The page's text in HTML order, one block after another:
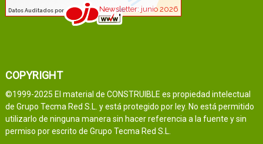
COPYRIGHT
©1999-2025 El material de CONSTRUIBLE es propiedad intelectual
de Grupo Tecma Red S.L. y está protegido por ley. No está permitido
utilizarlo de ninguna manera sin hacer referencia a la fuente y sin
permiso por escrito de Grupo Tecma Red S.L.